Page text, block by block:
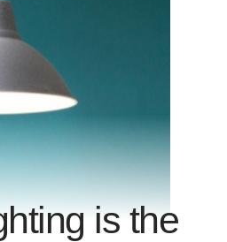
is the